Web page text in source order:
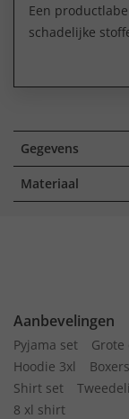
Een
schadelijke
Gegevens
Materiaal
Aanbevelingen
Pyjama set
Hoodie 3xl
Shirt set
8 xl shirt